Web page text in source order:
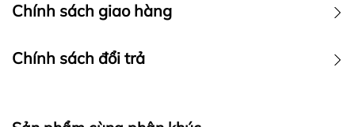
Có khóa dây đeo và quấn xung quanh cổ tay.
2. Hình ảnh sản phẩm
Chính sách giao hàng
Chính sách đổi trả